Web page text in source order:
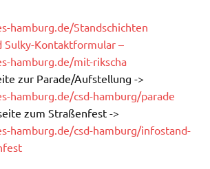
hamburg.de/Standschichten
Sulky-Kontaktformular –
hamburg.de/mit-rikscha
zur Parade/Aufstellung ->
hamburg.de/csd-hamburg/parade
zum Straßenfest ->
hamburg.de/csd-hamburg/infostand-